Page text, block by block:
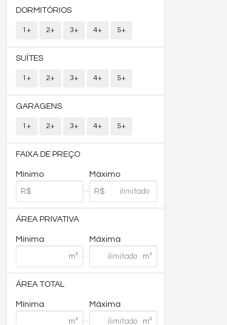
DORMITÓRIOS
1+ 2+ 3+ 4+ 5+
SUÍTES
1+ 2+ 3+ 4+ 5+
GARAGENS
1+ 2+ 3+ 4+ 5+
FAIXA DE PREÇO
Mínimo Máximo
ÁREA PRIVATIVA
Mínima Máxima
ÁREA TOTAL
Mínima Máxima